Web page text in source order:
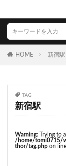
HOME 新宿駅
TAG
新宿駅
Warning: Trying to
/home/tomi0715/
thor/tag.php on line
ひばりヶ丘
ららぽーと豊
アーバンネ
イオンモール
イマーシブ
カジノ